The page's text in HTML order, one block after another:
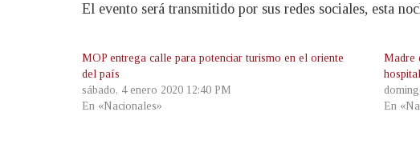
El evento será transmitido por sus redes sociales, esta
MOP entrega calle para potenciar turismo en el oriente
del país
sábado, 4 enero 2020 12:40 PM
En «Nacionales»
Madre
En